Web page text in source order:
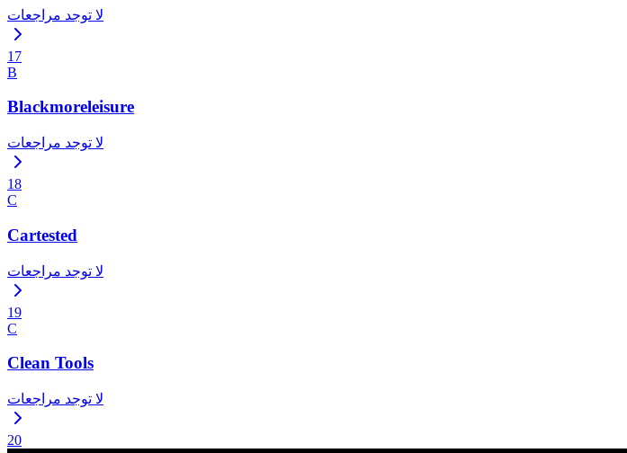
لا توجد مراجعات
17
B
Blackmoreleisure
لا توجد مراجعات
18
C
Cartested
لا توجد مراجعات
19
C
Clean Tools
لا توجد مراجعات
20